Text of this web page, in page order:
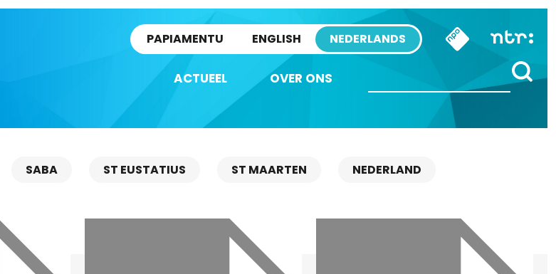
PAPIAMENTU ENGLISH NEDERLANDS
ACTUEEL OVER ONS
SABA ST EUSTATIUS ST MAARTEN NEDERLAND